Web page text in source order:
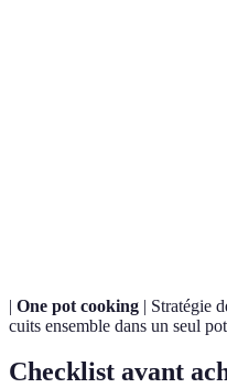
| One pot cooking | Stratégie
cuits ensemble dans un seul
Checklist avant